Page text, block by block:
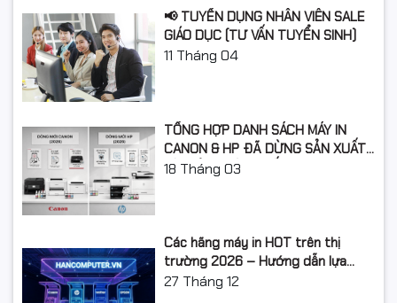
📢 TUYỂN DỤNG NHÂN VIÊN SALE
GIÁO DỤC (TƯ VẤN TUYỂN SINH)
11 Tháng 04
TỔNG HỢP DANH SÁCH MÁY IN
CANON & HP ĐÃ DỪNG SẢN XUẤT:
LỘ TRÌNH NÂNG CẤP 2026
18 Tháng 03
Các hãng máy in HOT trên thị
trường 2026 – Hướng dẫn lựa
chọn và so sánh chi tiết
27 Tháng 12